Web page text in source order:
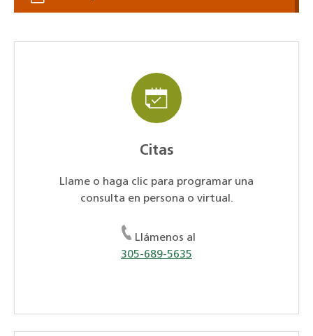
Citas
Llame o haga clic para programar una
consulta en persona o virtual.
Llámenos al
305-689-5635